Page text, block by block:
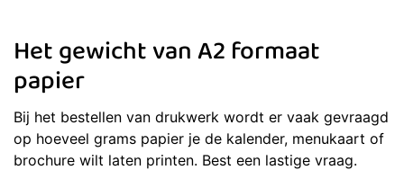
Het gewicht van A2 formaat
papier
Bij het bestellen van drukwerk wordt er vaak gevraagd
op hoeveel grams papier je de kalender, menukaart of
brochure wilt laten printen. Best een lastige vraag.